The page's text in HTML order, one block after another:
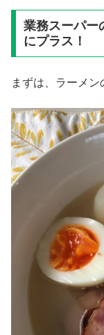
業務スーパー
にプラス！
まずは、ラーメン